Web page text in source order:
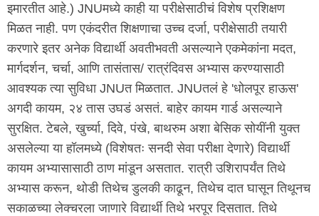
इमारतीत आहे.) JNUमध्ये काही या परीक्षेसाठीचं विशेष प्रशिक्षण
मिळत नाही. पण एकंदरीत शिक्षणाचा उच्च दर्जा, परीक्षेसाठी तयारी
करणारे इतर अनेक विद्यार्थी अवतीभवती असल्याने एकमेकांना मदत,
मार्गदर्शन, चर्चा, आणि तासंतास/ रात्रंदिवस अभ्यास करण्यासाठी
आवश्यक त्या सुविधा JNUत मिळतात. JNUतलं हे 'धोलपूर हाऊस'
अगदी कायम, २४ तास उघडं असतं. बाहेर कायम गार्ड असल्याने
सुरक्षित. टेबले, खुर्च्या, दिवे, पंखे, बाथरुम अशा बेसिक सोयींनी युक्त
असलेल्या या हॉलमध्ये (विशेषतः सनदी सेवा परीक्षा देणारे) विद्यार्थी
कायम अभ्यासासाठी ठाण मांडून असतात. रात्री उशिरापर्यंत तिथे
अभ्यास करून, थोडी तिथेच डुलकी काढून, तिथेच दात घासून तिथूनच
सकाळच्या लेक्चरला जाणारे विद्यार्थी तिथे भरपूर दिसतात. तिथे